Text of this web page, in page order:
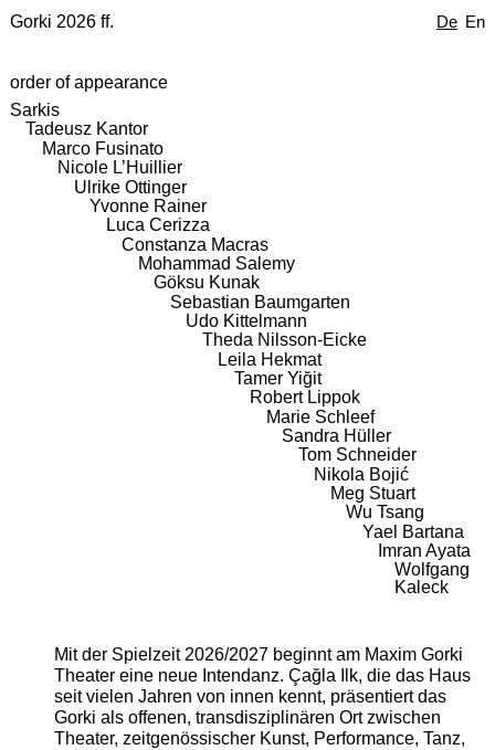
De En
Gorki 2026 ff.
order of appearance
Sarkis
Tadeusz Kantor
Marco Fusinato
Nicole L’Huillier
Ulrike Ottinger
Yvonne Rainer
Luca Cerizza
Constanza Macras
Mohammad Salemy
Göksu Kunak
Sebastian Baumgarten
Udo Kittelmann
Theda Nilsson-Eicke
Leila Hekmat
Tamer Yiğit
Robert Lippok
Marie Schleef
Sandra Hüller
Tom Schneider
Nikola Bojić
Meg Stuart
Wu Tsang
Yael Bartana
Imran Ayata
Wolfgang
Kaleck
Mit der Spielzeit 2026/2027 beginnt am Maxim Gorki
Theater eine neue Intendanz. Çağla Ilk, die das Haus
seit vielen Jahren von innen kennt, präsentiert das
Gorki als offenen, transdisziplinären Ort zwischen
Theater, zeitgenössischer Kunst, Performance, Tanz,